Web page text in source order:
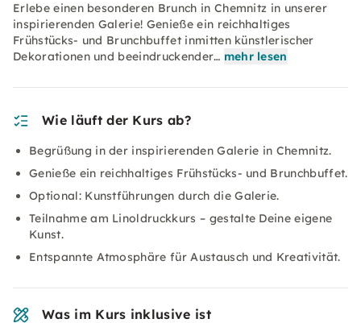
Erlebe einen besonderen Brunch in Chemnitz in unserer
inspirierenden Galerie! Genieße ein reichhaltiges
Frühstücks- und Brunchbuffet inmitten künstlerischer
Dekorationen und beeindruckender… mehr lesen
Wie läuft der Kurs ab?
Begrüßung in der inspirierenden Galerie in Chemnitz.
Genieße ein reichhaltiges Frühstücks- und Brunchbuffet.
Optional: Kunstführungen durch die Galerie.
Teilnahme am Linoldruckkurs – gestalte Deine eigene
Kunst.
Entspannte Atmosphäre für Austausch und Kreativität.
Was im Kurs inklusive ist